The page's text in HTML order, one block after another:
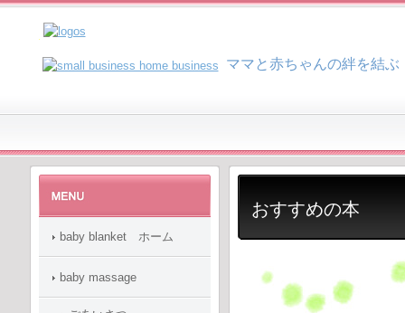
ママと赤ちゃんの絆を結
おすすめの本
baby blanket ホーム
baby massage